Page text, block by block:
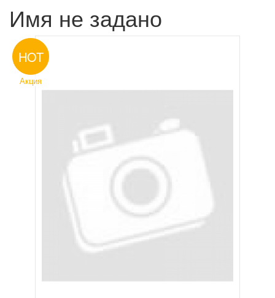
Имя не задано
HOT
Акция